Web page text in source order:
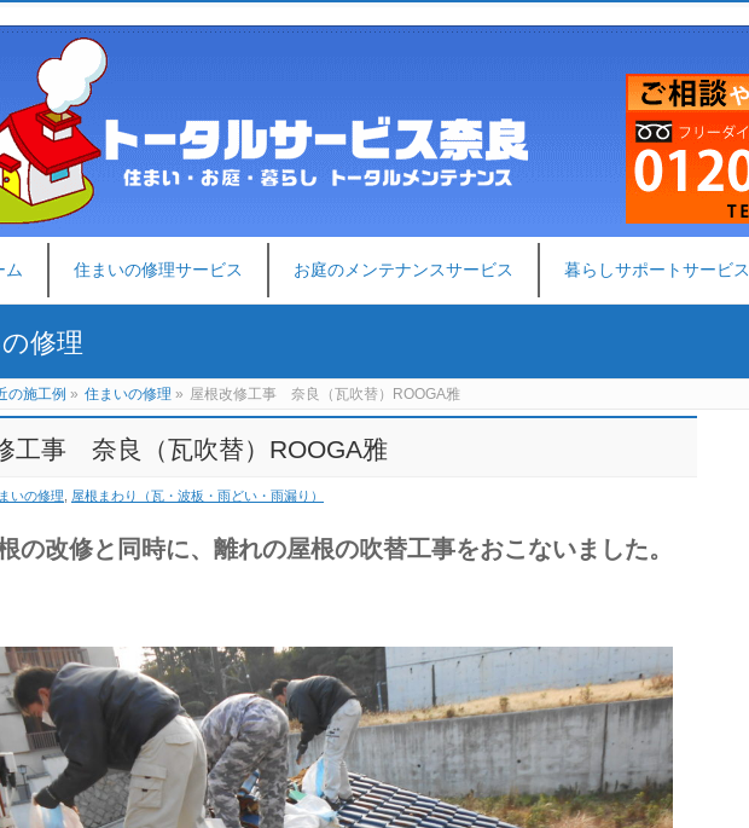
ム 住まいの修理サービス お庭のメンテナンスサービス 暮らしサポートサービス
修理
の施工例 » 住まいの修理 » 屋根改修工事 奈良（瓦吹替）ROOGA雅
工事 奈良（瓦吹替）ROOGA雅
いの修理 屋根まわり（瓦・波板・雨どい・雨漏り）
の改修と同時に、離れの屋根の吹替工事をおこないました。